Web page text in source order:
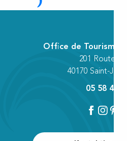
Office de Tourisme
201 Route
40170 Saint-
05 58 42